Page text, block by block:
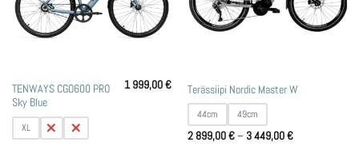
TENWAYS CGO600 PRO
Sky Blue
XL L M
1 999,00€
Tällä
tuotteella
on
useampi
Terässiipi Nordic Master W
44cm 49cm
2 899,00€– 3 449,00€Hintaluokka:
Tällä
tuotteella
useampi